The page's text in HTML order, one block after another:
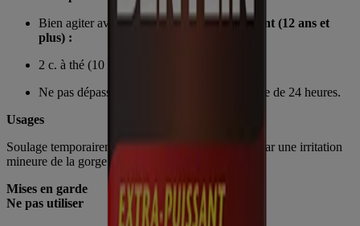
Bien agiter avant l’emploi.Adultes seulement (12 ans et
plus) :
2 c. à thé (10 ml) toutes les 6 à 8 heures
Ne pas dépasser 8 c. à thé (40 ml) par période de 24 heures.
Usages
Soulage temporairement la toux sèche provoquée par une irritation
mineure de la gorge due au rhume
Mises en garde
Ne pas utiliser